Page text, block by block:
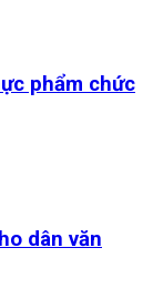
phẩm chức
dân văn